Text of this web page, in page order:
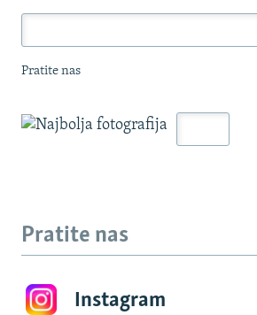
Pratite nas
Pratite nas
Instagram